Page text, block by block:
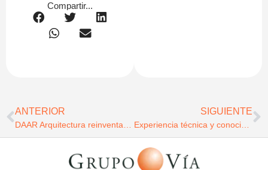
Compartir...
ANTERIOR SIGUIENTE
Experiencia técnica y conocimiento del territorio, claves para la implantación de multinacionales en la región valenciana